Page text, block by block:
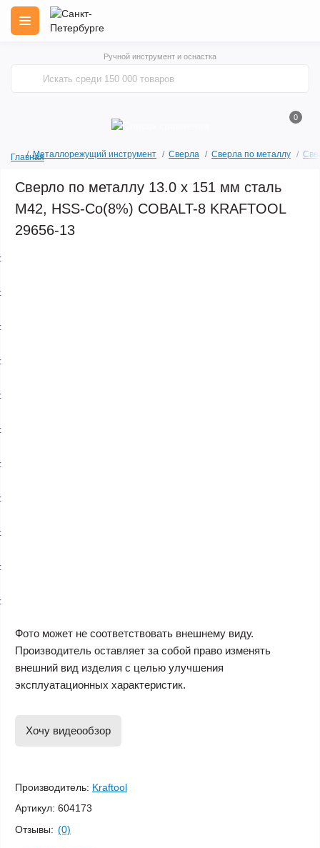
Ручной инструмент и оснастка
0
ГлавнаяМеталлорежущий инструмент Сверла Сверла по металлу
Сверло по металлу 13.0 х 151 мм сталь
М42, HSS-Co(8%) COBALT-8 KRAFTOOL
29656-13
Фото может не соответствовать внешнему виду.
Производитель оставляет за собой право изменять
внешний вид изделия с целью улучшения
эксплуатационных характеристик.
Хочу видеообзор
Производитель: Kraftool
Артикул: 604173
Отзывы: (0)